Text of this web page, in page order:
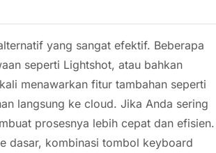
yang sangat efektif. Beberapa
seperti Lightshot, atau bahkan
menawarkan fitur tambahan seperti
langsung ke cloud. Jika Anda sering
prosesnya lebih cepat dan efisien.
dasar, kombinasi tombol keyboard